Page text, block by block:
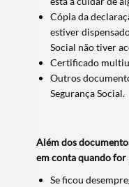
Cópia da
estiver
Social não tiver
Certificado
Outros
Segurança Social.
Além dos
emcontaquando for
Se ficou